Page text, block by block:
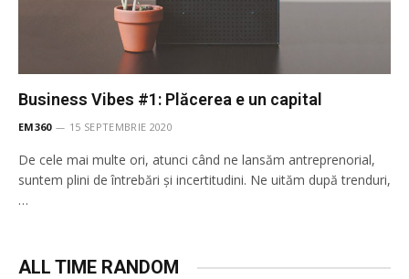
Business Vibes #1: Plăcerea e un capital
EM360 15 SEPTEMBRIE 2020
De cele mai multe ori, atunci când ne lansăm antreprenorial,
suntem plini de întrebări și incertitudini. Ne uităm după trenduri,
…
ALL TIME RANDOM